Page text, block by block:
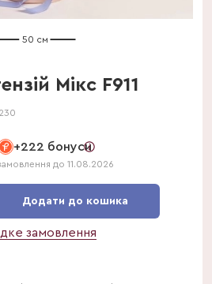
50 см
Мікс F911
+222 бонуси
до 11.08.2026
Додати до кошика
замовлення